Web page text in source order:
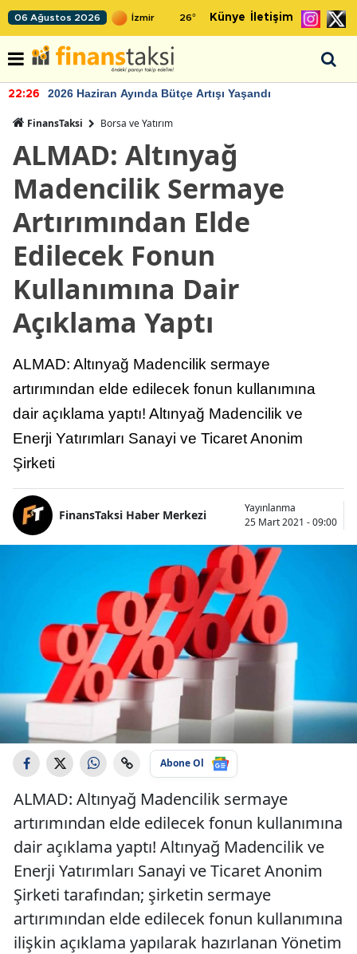
06 Ağustos 2026 26° Künye İletişim
22:26 2026 Haziran Ayında Bütçe Artışı Yaşandı
FinansTaksi Borsa ve Yatırım
ALMAD: Altınyağ
Madencilik Sermaye
Artırımından Elde
Edilecek Fonun
Kullanımına Dair
Açıklama Yaptı
ALMAD: Altınyağ Madencilik sermaye
artırımından elde edilecek fonun kullanımına
dair açıklama yaptı! Altınyağ Madencilik ve
Enerji Yatırımları Sanayi ve Ticaret Anonim
Şirketi
FinansTaksi Haber Merkezi
Yayınlanma
25 Mart 2021 - 09:00
Abone Ol
ALMAD: Altınyağ Madencilik sermaye
artırımından elde edilecek fonun kullanımına
dair açıklama yaptı! Altınyağ Madencilik ve
Enerji Yatırımları Sanayi ve Ticaret Anonim
Şirketi tarafından; şirketin sermaye
artırımından elde edilecek fonun kullanımına
ilişkin açıklama yapılarak hazırlanan Yönetim